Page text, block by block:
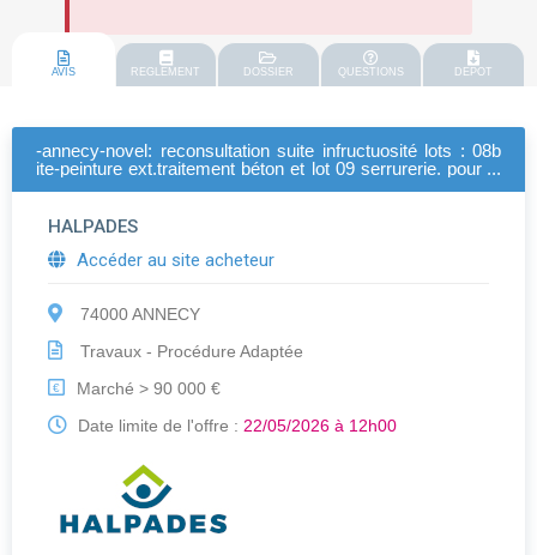
AVIS REGLEMENT DOSSIER QUESTIONS DEPOT
-annecy-novel: reconsultation suite infructuosité lots : 08b
ite-peinture ext.traitement béton et lot 09 serrurerie. pour la
communes.
HALPADES
Accéder au site acheteur
74000 ANNECY
Travaux - Procédure Adaptée
€
Marché > 90 000 €
Date limite de l'offre : 22/05/2026 à 12h00